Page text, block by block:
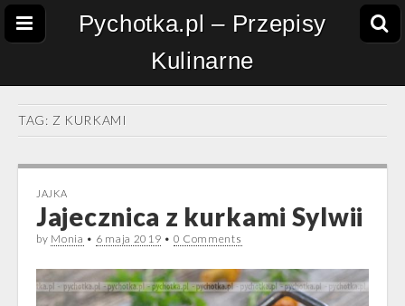
Pychotka.pl – Przepisy
Kulinarne
TAG: Z KURKAMI
JAJKA
Jajecznica z kurkami Sylwii
by Monia • 6 maja 2019 • 0 Comments